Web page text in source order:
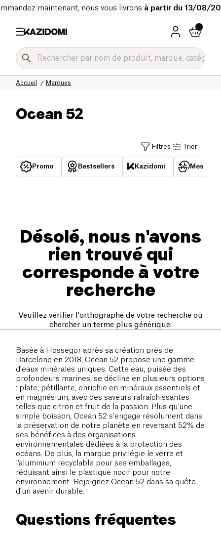
maintenant, nous vous livrons à partir du 13/08/
Marques
Accueil
Ocean 52
Filtres Trier
Promo Bestsellers Kazidomi Mes
Désolé, nous n'avons
rien trouvé qui
corresponde à votre
recherche
Veuillez vérifier l'orthographe de votre recherche ou
chercher un terme plus générique.
Basée à Hossegor après sa création près de
Barcelone en 2018, Ocean 52 propose une gamme
d'eaux minérales uniques. Cette eau, puisée des
profondeurs marines, se décline en plusieurs options
: plate, pétillante, enrichie en minéraux essentiels et
en magnésium, avec des saveurs rafraîchissantes
telles que citron et fruit de la passion. Plus qu'une
simple boisson, Ocean 52 s'engage résolument dans
la préservation de notre planète en reversant 52% de
ses bénéfices à des organisations
environnementales dédiées à la protection des
océans. De plus, la marque privilégie le verre et
l'aluminium recyclable pour ses emballages,
réduisant ainsi le plastique nocif pour notre
environnement. Rejoignez Ocean 52 dans sa quête
d'un avenir durable.
Questions fréquentes